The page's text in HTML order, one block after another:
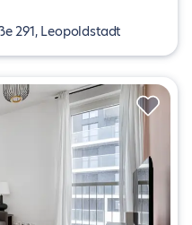
291, Leopoldstadt